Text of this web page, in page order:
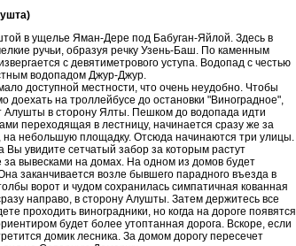
в ущелье Яман-Дере под Бабуган-Яйлой. Здесь в
ручьи, образуя речку Узень-Баш. По каменным
с девятиметрового уступа. Водопад с честью
водопадом Джур-Джур.
доступной местности, что очень неудобно. Чтобы
доехать на троллейбусе до остановки "Виноградное",
Алушты в сторону Ялты. Пешком до водопада идти
переходящая в лестницу, начинается сразу же за
на небольшую площадку. Отсюда начинаются три улицы.
Вы увидите сетчатый забор за которым растут
за вывесками на домах. На одном из домов будет
заканчивается возле бывшего парадного въезда в
ворот и чудом сохранилась симпатичная кованная
направо, в сторону Алушты. Затем держитесь все
проходить виноградники, но когда на дороге появятся
будет более утоптанная дорога. Вскоре, если
домик лесника. За домом дорогу пересечет